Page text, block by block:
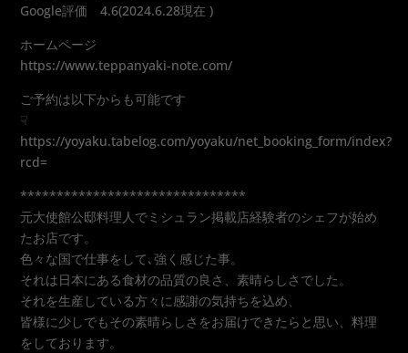
Google評価 4.6(2024.6.28現在 )
ホームページ
https://www.teppanyaki-note.com/
ご予約は以下からも可能です
☟
https://yoyaku.tabelog.com/yoyaku/net_booking_form/index?
rcd=
*******************************
元大使館公邸料理人でミシュラン掲載店経験者のシェフが始め
たお店です。
色々な国で仕事をして､強く感じた事。
それは日本にある食材の品質の良さ、素晴らしさでした。
それを生産している方々に感謝の気持ちを込め、
皆様に少しでもその素晴らしさをお届けできたらと思い、料理
をしております。